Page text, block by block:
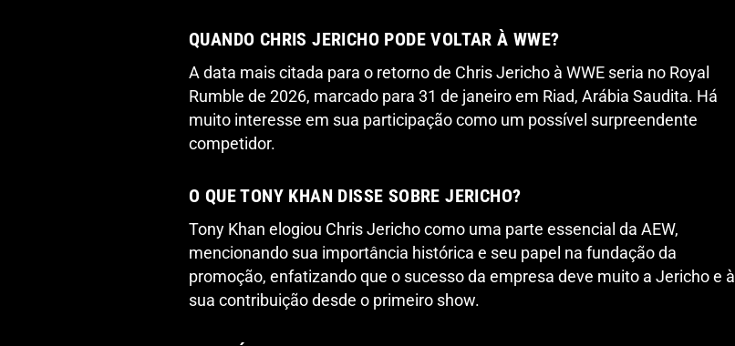
QUANDO CHRIS JERICHO PODE VOLTAR À WWE?
A data mais citada para o retorno de Chris Jericho à WWE seria no Royal
Rumble de 2026, marcado para 31 de janeiro em Riad, Arábia Saudita. Há
muito interesse em sua participação como um possível surpreendente
competidor.
O QUE TONY KHAN DISSE SOBRE JERICHO?
Tony Khan elogiou Chris Jericho como uma parte essencial da AEW,
mencionando sua importância histórica e seu papel na fundação da
promoção, enfatizando que o sucesso da empresa deve muito a Jericho e à
sua contribuição desde o primeiro show.